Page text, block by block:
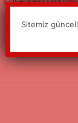
Sitemiz